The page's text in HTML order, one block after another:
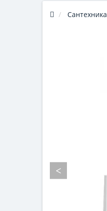
Сантехника